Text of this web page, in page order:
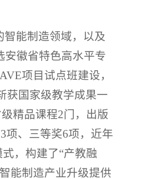
能制造领域，以及
安徽省特色高水平专
项目试点班建设，
获国家级教学成果一
精品课程2门，出版
项、三等奖6项，近年
，构建了“产教融
能制造产业升级提供